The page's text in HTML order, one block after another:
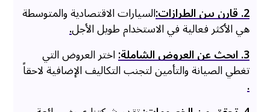
2. قارن بين الطرازات:
السيارات الاقتصادية والمتوسطة
هي الأكثر فعالية في الاستخدام طويل الأجل.
3. ابحث عن العروض الشاملة:
اختر العروض التي
تغطي الصيانة والتأمين لتجنب التكاليف الإضافية لاحقاً
.